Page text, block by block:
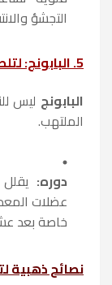
التجشؤ
5. البابونج: لتلطيف جدار المعدة
البابونج ليس
الملتهب.
دوره:
عضلات
خاصة بعد
نصائح ذهبية